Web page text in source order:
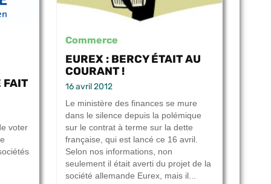
FAIT
voter
Commerce
EUREX : BERCY ÉTAIT AU
COURANT !
16 avril 2012
Le ministère des finances se mure
dans le silence depuis la polémique
sur le contrat à terme sur la dette
française, qui est lancé ce 16 avril.
Selon nos informations, non
seulement il était averti du projet de la
société allemande Eurex, mais il...